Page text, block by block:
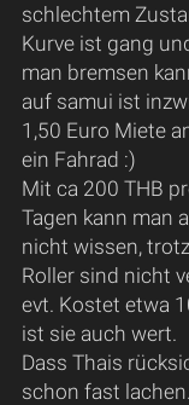
schlechtem
Kurve ist gang
man bremsen
auf samui ist
1,50 Euro Miete
ein Fahrad :)
Mit ca 200 THB
Tagen kann man
nicht wissen,
Roller sind nicht
evt. Kostet etwa
ist sie auch wert.
Dass Thais
schon fast